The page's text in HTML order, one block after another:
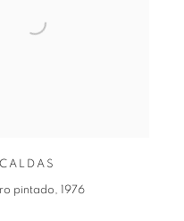
pintado,
1976